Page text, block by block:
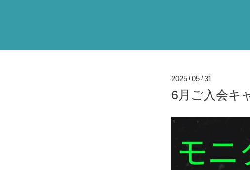
2025 /05 /31
6月ご入会キ